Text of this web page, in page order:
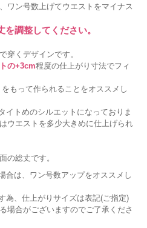
ワン号数上げてウエストをマイナス
調整してください。
穿くデザインです。
の+3cm程度の仕上がり寸法でフィ
もって作られることをオススメし
イトめのシルエットになっておりま
ウエストを多少大きめに仕上げられ
の総丈です。
合は、ワン号数アップをオススメし
為、仕上がりサイズは表記(ご指定)
場合がございますのでご了承くださ